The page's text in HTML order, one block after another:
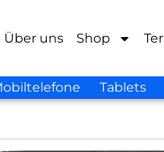
Über uns Shop
Tablets